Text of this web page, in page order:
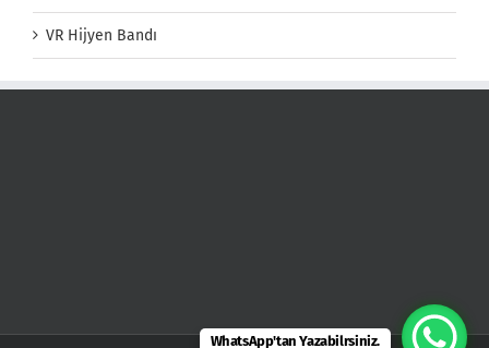
VR Hijyen Bandı
WhatsApp'tan Yazabilrsiniz.